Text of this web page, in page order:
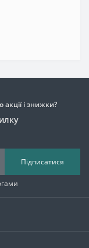
і знижки?
Підписатися